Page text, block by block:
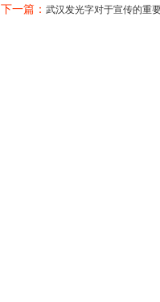
下一篇： 武汉发光字对于宣传的重